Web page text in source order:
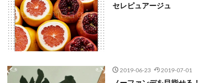
セレピュアージュ
2019-06-23 2019-07-01